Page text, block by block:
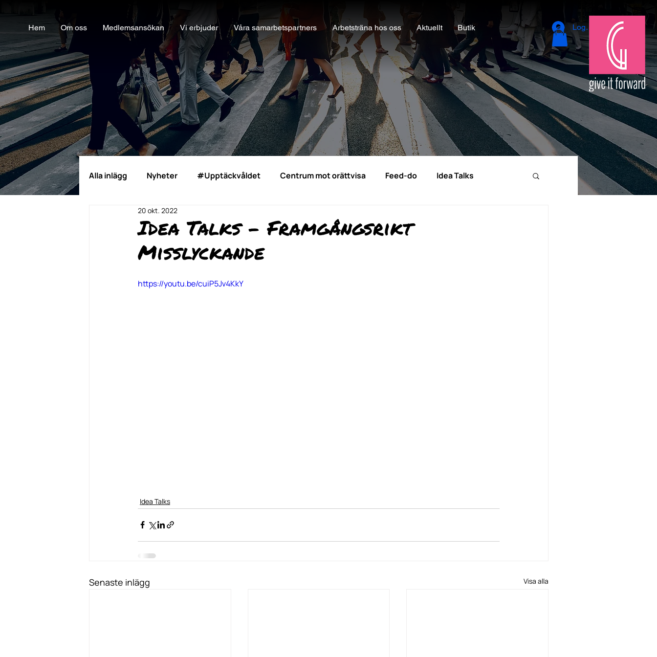
Hem Om oss Medlemsansökan Vi erbjuder Våra samarbetspartners Arbetsträna hos oss Aktuellt Butik Logga in
Alla inlägg Nyheter #Upptäckvåldet Centrum mot orättvisa Feed-do Idea Talks
Möjlighetsinkubatorn
Idea Talks – Framgångsrikt
Misslyckande
20 okt. 2022
https://youtu.be/cuiP5Jv4KkY
Idea Talks
Senaste inlägg Visa alla